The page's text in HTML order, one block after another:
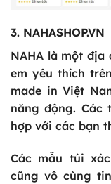
3. NAHASHOP.VN
NAHA là một địa
em yêu thích
made in Việt
năng động.
hợp với các bạn
Các mẫu túi
cũng vô cùng